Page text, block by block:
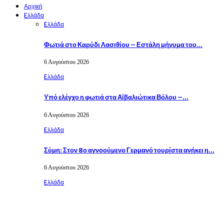
Αρχική
Eλλάδα
Eλλάδα
Φωτιά στο Καρύδι Λασιθίου – Εστάλη μήνυμα του…
6 Αυγούστου 2026
Eλλάδα
Υπό ελέγχο η φωτιά στα Αϊβαλιώτικα Βόλου –…
6 Αυγούστου 2026
Eλλάδα
Σύμη: Στον 8ο αγνοούμενο Γερμανό τουρίστα ανήκει η…
6 Αυγούστου 2026
Eλλάδα